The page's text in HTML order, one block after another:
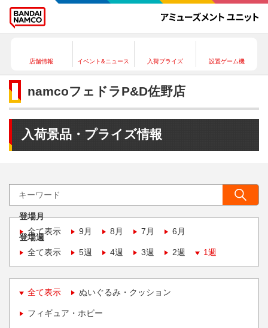
店舗情報 イベント&ニュース 入荷プライズ 設置ゲーム機
namcoフェドラP&D佐野店
入荷景品・プライズ情報
登場月
全て表示
9月 8月 7月 6月
登場週
全て表示
5週 4週 3週 2週 1週
全て表示 ぬいぐるみ・クッション
フィギュア・ホビー